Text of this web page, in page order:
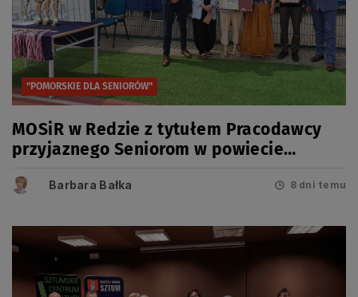
"POMORSKIE DLA SENIORÓW"
MOSiR w Redzie z tytułem Pracodawcy
przyjaznego Seniorom w powiecie
Barbara Bałka 8 dni temu